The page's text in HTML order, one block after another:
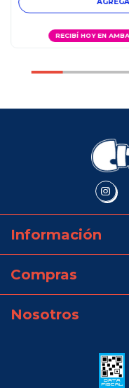
RECIBÍ HOY EN AMBA
Información
Compras
Nosotros